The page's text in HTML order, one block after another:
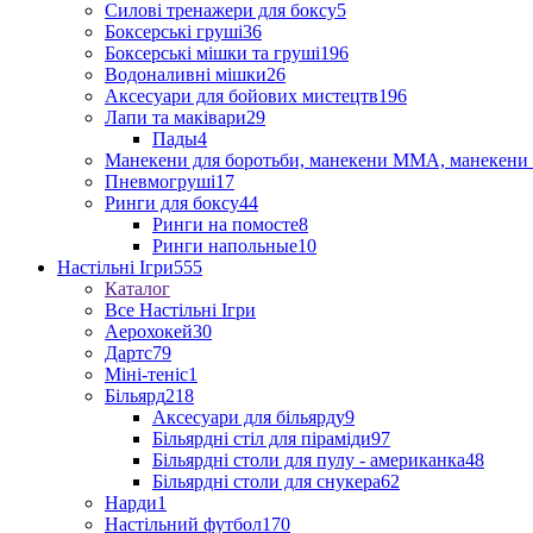
Силові тренажери для боксу5
Боксерські груші36
Боксерські мішки та груші196
Водоналивні мішки26
Аксесуари для бойових мистецтв196
Лапи та маківари29
Пады4
Манекени для боротьби, манекени ММА, манекени
Пневмогруші17
Ринги для боксу44
Ринги на помосте8
Ринги напольные10
Настільні Ігри555
Каталог
Все Настільні Ігри
Аерохокей30
Дартс79
Міні-теніс1
Більярд218
Аксесуари для більярду9
Більярдні стіл для піраміди97
Більярдні столи для пулу - американка48
Більярдні столи для снукера62
Нарди1
Настільний футбол170